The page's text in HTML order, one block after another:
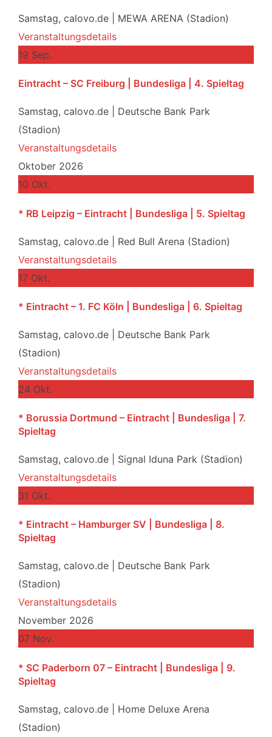
Samstag, calovo.de | MEWA ARENA (Stadion)
Veranstaltungsdetails
19 Sep.
Eintracht – SC Freiburg | Bundesliga | 4. Spieltag
Samstag, calovo.de | Deutsche Bank Park
(Stadion)
Veranstaltungsdetails
Oktober 2026
10 Okt.
* RB Leipzig – Eintracht | Bundesliga | 5. Spieltag
Samstag, calovo.de | Red Bull Arena (Stadion)
Veranstaltungsdetails
17 Okt.
* Eintracht – 1. FC Köln | Bundesliga | 6. Spieltag
Samstag, calovo.de | Deutsche Bank Park
(Stadion)
Veranstaltungsdetails
24 Okt.
* Borussia Dortmund – Eintracht | Bundesliga | 7.
Spieltag
Samstag, calovo.de | Signal Iduna Park (Stadion)
Veranstaltungsdetails
31 Okt.
* Eintracht – Hamburger SV | Bundesliga | 8.
Spieltag
Samstag, calovo.de | Deutsche Bank Park
(Stadion)
Veranstaltungsdetails
November 2026
07 Nov.
* SC Paderborn 07 – Eintracht | Bundesliga | 9.
Spieltag
Samstag, calovo.de | Home Deluxe Arena
(Stadion)